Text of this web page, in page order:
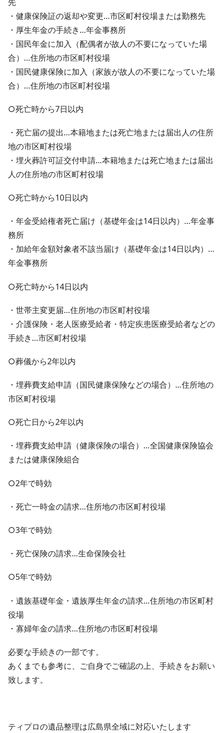
・健康保険証の返却や変更…市区町村役場または勤務先
・厚生年金の手続き…年金事務所
・国民年金に加入（配偶者が故人の不要になっていた場
合）…住所地の市区町村役場
・国民健康保険に加入（家族が故人の不要になっていた場
合）…住所地の市区町村役場
○死亡時から7日以内
・死亡届の提出…本籍地または死亡地または届出人の住所
地の市区町村役場
・埋火葬許可証交付申請…本籍地または死亡地または届出
人の住所地の市区町村役場
○死亡時から10日以内
・年金受給権者死亡届け（基礎年金は14日以内）…年金事
務所
・加給年金額対象者不該当届け（基礎年金は14日以内）…
年金事務所
○死亡時から14日以内
・世帯主変更届…住所地の市区町村役場
・介護保険・老人医療受給者・特定疾患医療受給者などの
手続き…市区町村役場
○葬儀から2年以内
・埋葬費支給申請（国民健康保険などの場合）…住所地の
市区町村役場
○死亡日から2年以内
・埋葬費支給申請（健康保険の場合）…全国健康保険協会
または健康保険組合
○2年で時効
・死亡一時金の請求…住所地の市区町村役場
○3年で時効
・死亡保険の請求…生命保険会社
○5年で時効
・遺族基礎年金・遺族厚生年金の請求…住所地の市区町村
役場
・寡婦年金の請求…住所地の市区町村役場
必要な手続きの一部です。
あくまでも参考に、ご自身でご確認の上、手続きをお願い
致します。
ティプロの遺品整理は広島県全域に対応いたします